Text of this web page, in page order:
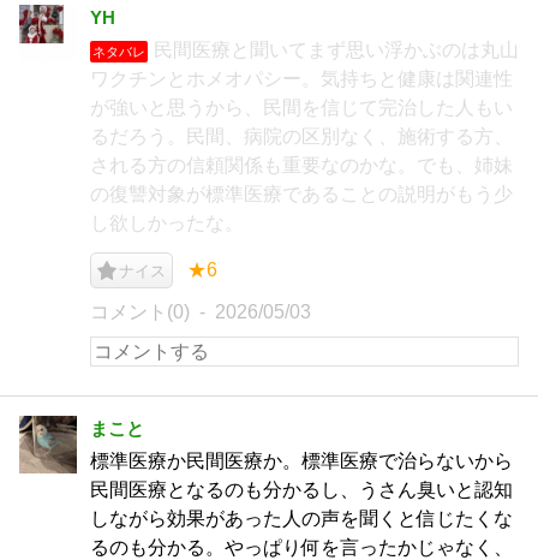
YH
ネタバレ
民間医療と聞いてまず思い浮かぶのは丸山
ワクチンとホメオパシー。気持ちと健康は関連性
が強いと思うから、民間を信じて完治した人もい
るだろう。民間、病院の区別なく、施術する方、
される方の信頼関係も重要なのかな。でも、姉妹
の復讐対象が標準医療であることの説明がもう少
し欲しかったな。
ナイス ★6
コメント(0) 2026/05/03
まこと
標準医療か民間医療か。標準医療で治らないから
民間医療となるのも分かるし、うさん臭いと認知
しながら効果があった人の声を聞くと信じたくな
るのも分かる。やっぱり何を言ったかじゃなく、